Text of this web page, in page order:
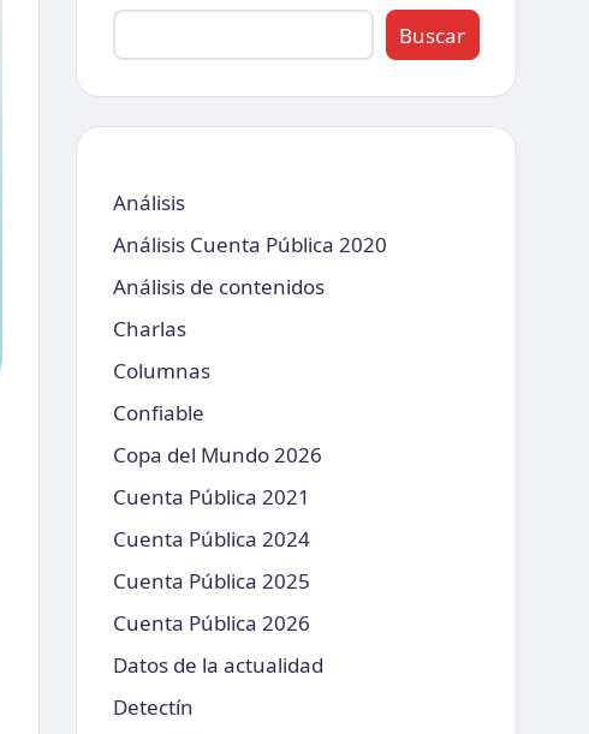
Buscar
Análisis
Análisis Cuenta Pública 2020
Análisis de contenidos
Charlas
Columnas
Confiable
Copa del Mundo 2026
Cuenta Pública 2021
Cuenta Pública 2024
Cuenta Pública 2025
Cuenta Pública 2026
Datos de la actualidad
Detectín